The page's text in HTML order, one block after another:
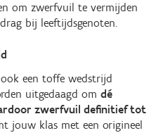
om zwerfvuil te vermijden
bij leeftijdsgenoten.
een toffe wedstrijd
uitgedaagd om dé
zwerfvuil definitief tot
jouw klas met een origineel